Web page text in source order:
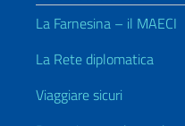
La Farnesina – il MAECI
La Rete diplomatica
Viaggiare sicuri